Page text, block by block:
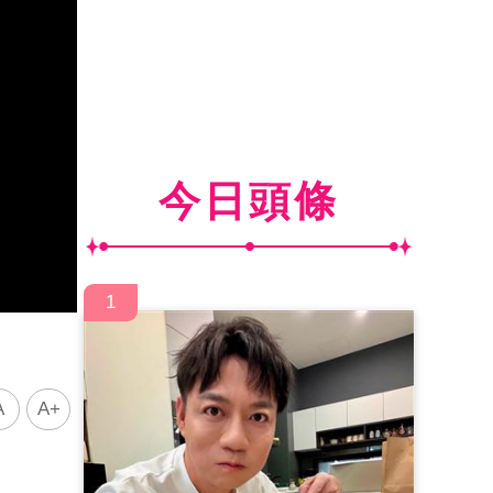
A+
今日頭條
1